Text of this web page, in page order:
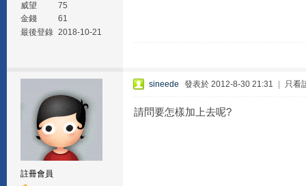
威望
75
金錢
61
最後登錄 2018-10-21
註冊會員
sineede 發表於 2012-8-30 21:31 只看
請問要怎樣加上去呢?